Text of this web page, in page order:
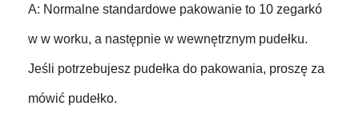
A: Normalne standardowe pakowanie to 10 zegarkó
w w worku, a następnie w wewnętrznym pudełku.
Jeśli potrzebujesz pudełka do pakowania, proszę za
mówić pudełko.